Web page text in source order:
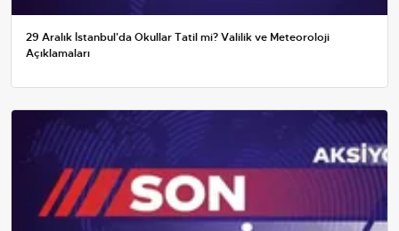
29 Aralık İstanbul'da Okullar Tatil mi? Valilik ve Meteoroloji
Açıklamaları